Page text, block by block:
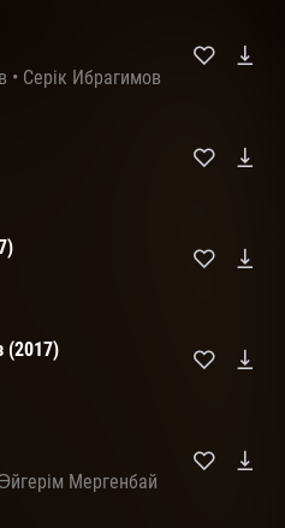
• Серік Ибрагимов
(2017)
Мергенбай